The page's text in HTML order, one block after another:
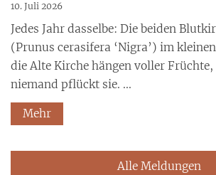
10. Juli 2026
Jedes Jahr dasselbe: Die beiden
(Prunus cerasifera ‘Nigra’) im
die Alte Kirche hängen voller
niemand pflückt sie. ...
Mehr
Alle Meldungen